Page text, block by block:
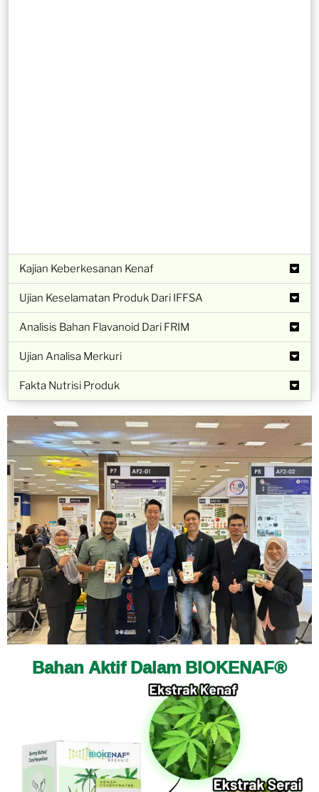
Kajian Keberkesanan Kenaf
Ujian Keselamatan Produk Dari IFFSA
Analisis Bahan Flavanoid Dari FRIM
Ujian Analisa Merkuri
Fakta Nutrisi Produk
Bahan Aktif Dalam BIOKENAF®